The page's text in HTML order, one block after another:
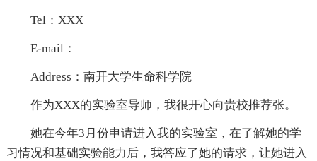
Tel：XXX
E-mail：
Address：南开大学生命科学院
作为XXX的实验室导师，我很开心向贵校推荐张。
她在今年3月份申请进入我的实验室，在了解她的学
习情况和基础实验能力后，我答应了她的请求，让她进入